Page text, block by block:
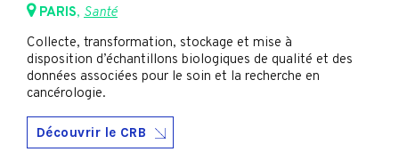
PARIS, Santé
Collecte, transformation, stockage et mise à
disposition d’échantillons biologiques de qualité et des
données associées pour le soin et la recherche en
cancérologie.
Découvrir le CRB